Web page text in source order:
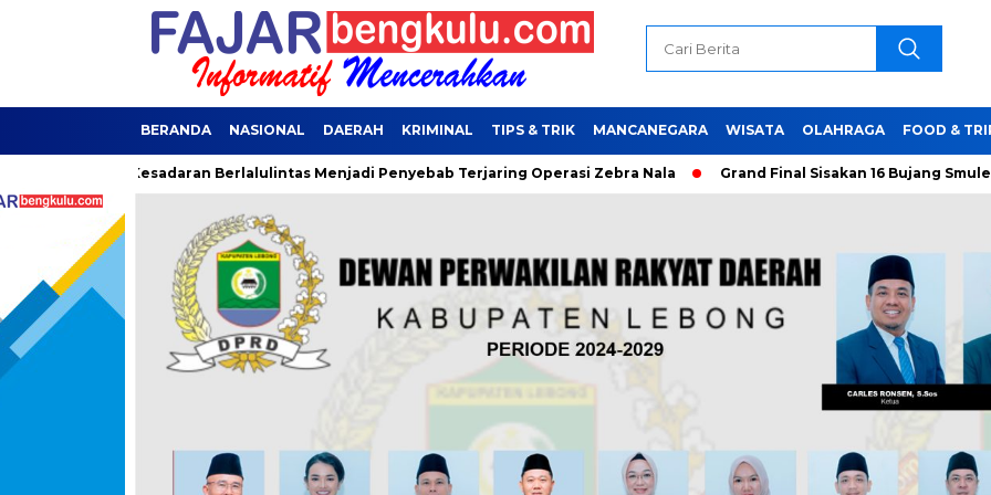
BERANDA NASIONAL DAERAH KRIMINAL TIPS & TRIK MANCANEGARA WISATA OLAHRAGA FOOD &
Berlalulintas Menjadi Penyebab Terjaring Operasi Zebra Nala Grand Final Sisakan 16 Bujang Smulen, Siapa Yang